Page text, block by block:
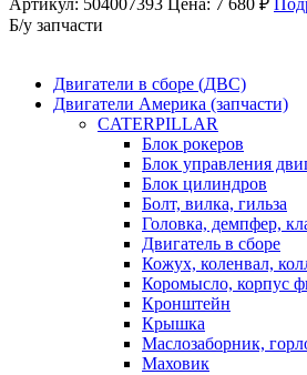
Б/у запчасти
Двигатели в сборе (ДВС)
Двигатели Америка (запчасти)
CATERPILLAR
Блок рокеров
Блок управления
Блок цилиндров
Болт, вилка, гильза
Головка, демпфер,
Двигатель в сборе
Кожух, коленвал,
Коромысло, корпус
Кронштейн
Крышка
Маслозаборник,
Маховик